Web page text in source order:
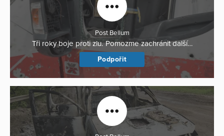
Post Bellum
Tři roky boje proti zlu. Pomozme zachránit další…
Podpořit